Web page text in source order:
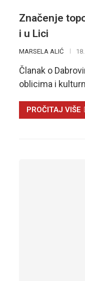
Značenje
i u Lici
MARSELA ALIĆ
Članak o
oblicima i
PROČITAJ VIŠE